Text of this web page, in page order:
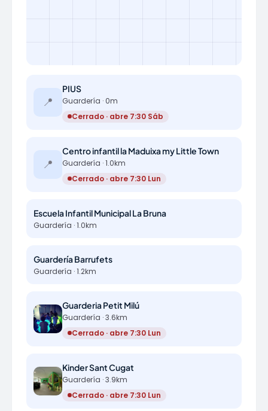
📍
PIUS
Guardería · 0m
Cerrado · abre 7:30 Sáb
📍
Centro infantil la Maduixa my Little Town
Guardería · 1.0km
Cerrado · abre 7:30 Lun
Escuela Infantil Municipal La Bruna
Guardería · 1.0km
Guardería Barrufets
Guardería · 1.2km
Guarderia Petit Milú
Guardería · 3.6km
Cerrado · abre 7:30 Lun
Kinder Sant Cugat
Guardería · 3.9km
Cerrado · abre 7:30 Lun